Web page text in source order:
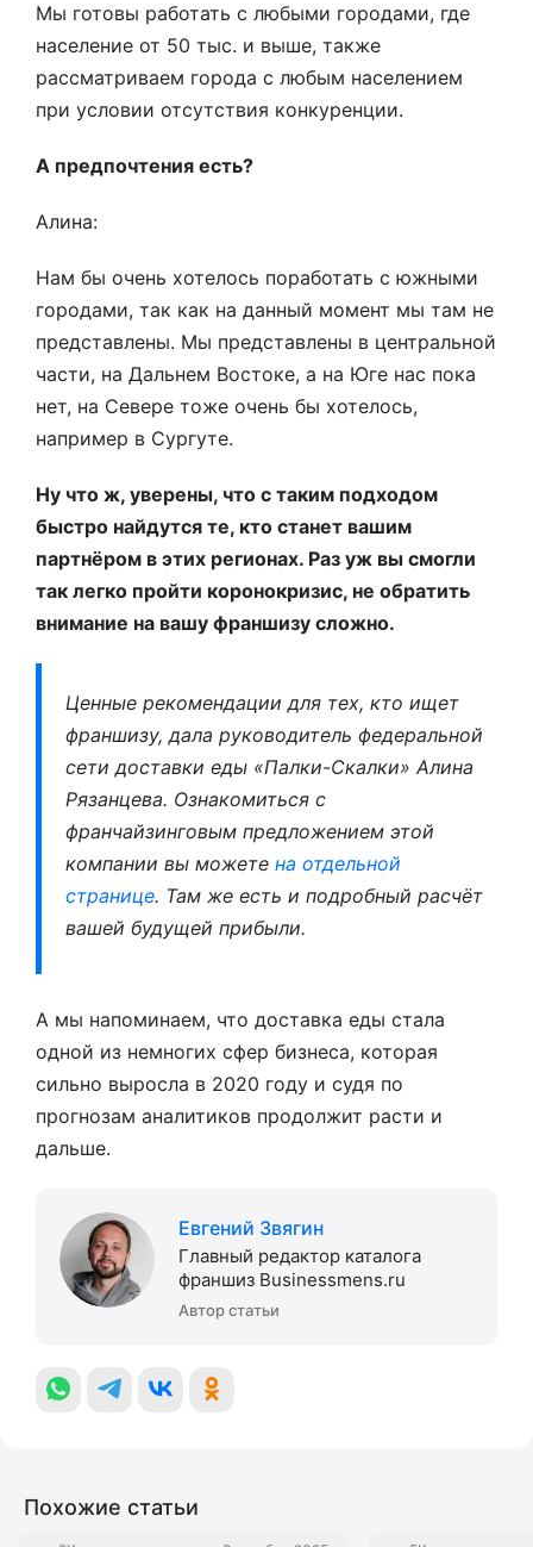
Мы готовы работать с любыми городами, где
население от 50 тыс. и выше, также
рассматриваем города с любым населением
при условии отсутствия конкуренции.
А предпочтения есть?
Алина:
Нам бы очень хотелось поработать с южными
городами, так как на данный момент мы там не
представлены. Мы представлены в центральной
части, на Дальнем Востоке, а на Юге нас пока
нет, на Севере тоже очень бы хотелось,
например в Сургуте.
Ну что ж, уверены, что с таким подходом
быстро найдутся те, кто станет вашим
партнёром в этих регионах. Раз уж вы смогли
так легко пройти коронокризис, не обратить
внимание на вашу франшизу сложно.
Ценные рекомендации для тех, кто ищет
франшизу, дала руководитель федеральной
сети доставки еды «Палки-Скалки» Алина
Рязанцева. Ознакомиться с
франчайзинговым предложением этой
компании вы можете на отдельной
странице. Там же есть и подробный расчёт
вашей будущей прибыли.
А мы напоминаем, что доставка еды стала
одной из немногих сфер бизнеса, которая
сильно выросла в 2020 году и судя по
прогнозам аналитиков продолжит расти и
дальше.
Евгений Звягин
Главный редактор каталога
франшиз Businessmens.ru
Автор статьи
Похожие статьи